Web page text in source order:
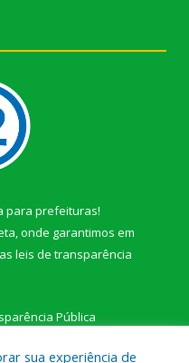
para prefeituras!
onde garantimos em
leis de transparência
Pública
sua experiência de